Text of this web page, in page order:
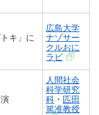
キ」に
広島大学
ナゾサー
クルおに
ラビ
人間社会
科学研究
科 ・ 匹田
篤准教授